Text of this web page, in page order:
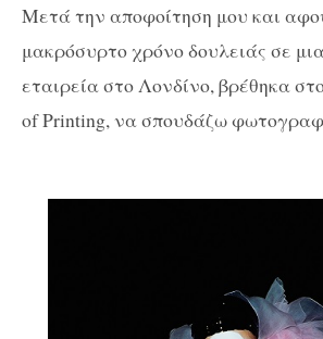
Μετά την αποφοίτηση μου και
μακρόσυρτο χρόνο δουλειάς σε
εταιρεία στο Λονδίνο, βρέθηκα
of Printing, να σπουδάζω